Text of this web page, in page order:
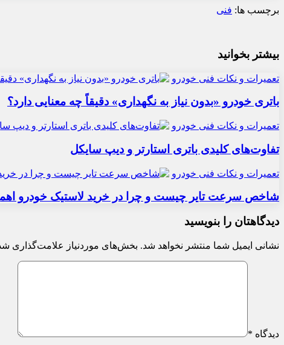
برچسب ها: فنی
بیشتر بخوانید
تعمیرات و نکات فنی خودرو
باتری خودرو «بدون نیاز به نگهداری» دقیقاً چه معنایی دارد؟
تعمیرات و نکات فنی خودرو
تفاوت‌های کلیدی باتری استارتر و دیپ سایکل
تعمیرات و نکات فنی خودرو
شاخص سرعت تایر چیست و چرا در خرید لاستیک خودرو
دیدگاهتان را بنویسید
نشانی ایمیل شما منتشر نخواهد شد. بخش‌های موردنیاز علامت‌گذاری
دیدگاه *